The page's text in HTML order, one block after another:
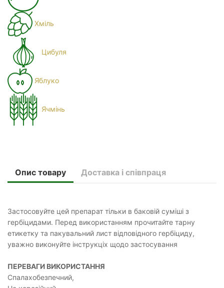
Хміль
Цибуля
Яблуко
Ячмінь
Опис товару Доставка і співпраця
Застосовуйте цей препарат тільки в баковій суміші з
гербіцидами. Перед використанням прочитайте тарну
етикетку та пакувальний лист відповідного гербіциду,
уважно виконуйте інструкціх щодо застосування
ПЕРЕВАГИ ВИКОРИСТАННЯ
Спалахобезпечний,